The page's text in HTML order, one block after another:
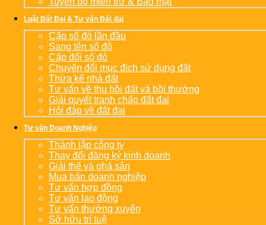
Luật Đất Đai & Tư vấn Đất đai
Cấp sổ đỏ lần đầu
Sang tên sổ đỏ
Cấp đổi sổ đỏ
Chuyển đổi mục đích sử dụng đất
Thừa kế nhà đất
Tư vấn về thu hồi đất và bồi thường
Giải quyết tranh chấp đất đai
Hỏi đáp về đất đai
Tư vấn Doanh Nghiệp
Thành lập công ty
Thay đổi đăng ký kinh doanh
Giải thể và phá sản
Mua bán doanh nghiệp
Tư vấn hợp đồng
Tư vấn lao động
Tư vấn thường xuyên
Sở hữu trí tuệ